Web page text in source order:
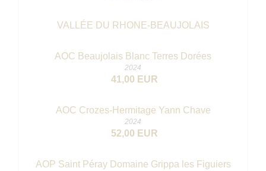
VALLÉE DU RHONE-BEAUJOLAIS
AOC Beaujolais Blanc Terres Dorées
2024
41,00 EUR
AOC Crozes-Hermitage Yann Chave
2024
52,00 EUR
AOP Saint Péray Domaine Grippa les Figuiers